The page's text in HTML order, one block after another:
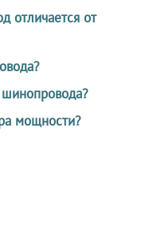
отличается от
мощности?